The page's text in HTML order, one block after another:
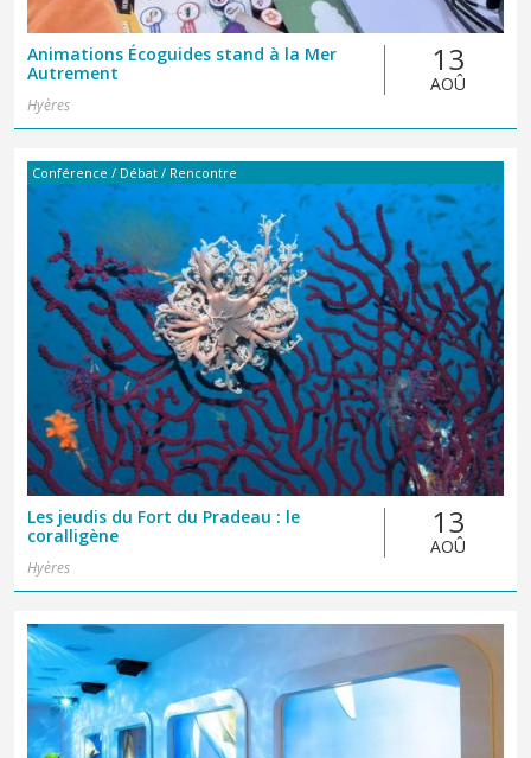
Animations Écoguides stand à la Mer
Autrement
13
AOÛ
Hyères
Conférence / Débat / Rencontre
Les jeudis du Fort du Pradeau : le
coralligène
13
AOÛ
Hyères